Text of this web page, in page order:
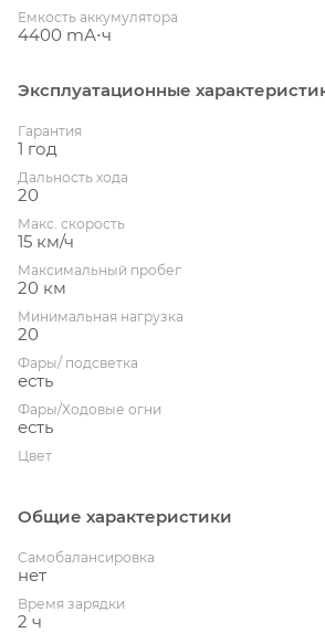
Емкость аккумулятора
4400 mА⋅ч
Эксплуатационные
Гарантия
1 год
Дальность хода
20
Макс. скорость
15 км/ч
Максимальный пробег
20 км
Минимальная нагрузка
20
Фары/ подсветка
есть
Фары/Ходовые огни
есть
Цвет
Общие характеристики
Cамобалансировка
нет
Время зарядки
2 ч